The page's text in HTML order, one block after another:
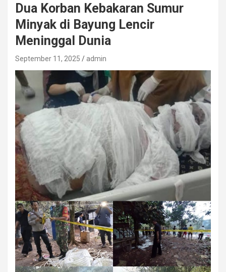
Dua Korban Kebakaran Sumur
Minyak di Bayung Lencir
Meninggal Dunia
September 11, 2025 admin